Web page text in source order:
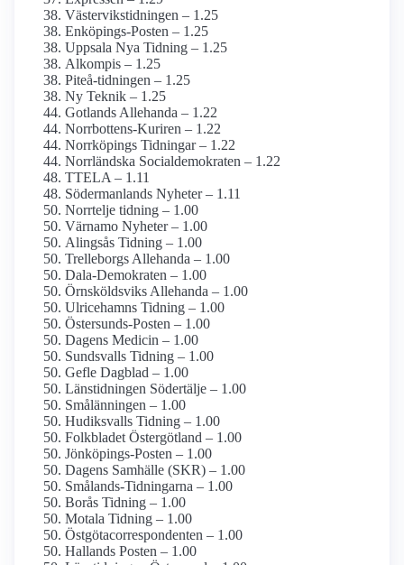
Västervikstidningen – 1.25
Enköpings-Posten – 1.25
Uppsala Nya Tidning – 1.25
Alkompis – 1.25
Piteå-tidningen – 1.25
Ny Teknik – 1.25
Gotlands Allehanda – 1.22
Norrbottens-Kuriren – 1.22
Norrköpings Tidningar – 1.22
Norrländska Social­demokraten – 1.22
TTELA – 1.11
Söderman­lands Nyheter – 1.11
Norrtelje tidning – 1.00
Värnamo Nyheter – 1.00
Alingsås Tidning – 1.00
Trelleborgs Allehanda – 1.00
Dala-Demokraten – 1.00
Örnsköldsviks Allehanda – 1.00
Ulricehamns Tidning – 1.00
Östersunds-Posten – 1.00
Dagens Medicin – 1.00
Sundsvalls Tidning – 1.00
Gefle Dagblad – 1.00
Länstidningen Södertälje – 1.00
Smålänningen – 1.00
Hudiksvalls Tidning – 1.00
Folkbladet Östergötland – 1.00
Jönköpings-Posten – 1.00
Dagens Samhälle (SKR) – 1.00
Smålands-Tidningarna – 1.00
Borås Tidning – 1.00
Motala Tidning – 1.00
Östgöta­correspondenten – 1.00
Hallands Posten – 1.00